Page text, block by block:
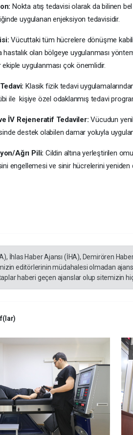
Nokta atış tedavisi olarak da bilinen bel
uygulanan enjeksiyon tedavisidir.
Vücuttaki tüm hücrelere dönüşme
olan bölgeye uygulanması
uygulanması çok önemlidir.
Klasik fizik tedavi
ile kişiye özel odaklanmış tedavi
İV Rejeneratif Tedaviler: Vücudun
destek olabilen damar yoluyla
Ağrı Pili: Cildin altına yerleştirilen
engellemesi ve sinir hücrelerini
İhlas Haber Ajansı (İHA), Demirören
editörlerinin müdahalesi olmadan
haberi geçen ajanslar olup sitemizin